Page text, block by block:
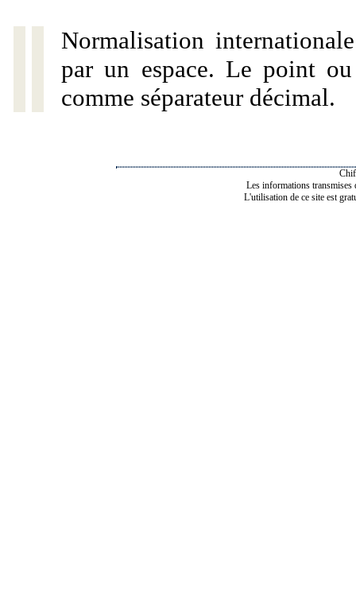
Normalisation
par un espace. Le point
comme séparateur décimal.
Les informations transmises
L'utilisation de ce site est